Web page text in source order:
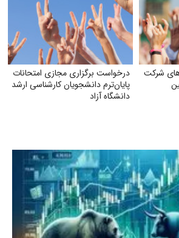
شرکت
درخواست برگزاری مجازی امتحانات
پایان‌ترم دانشجویان کارشناسی ارشد
دانشگاه آزاد